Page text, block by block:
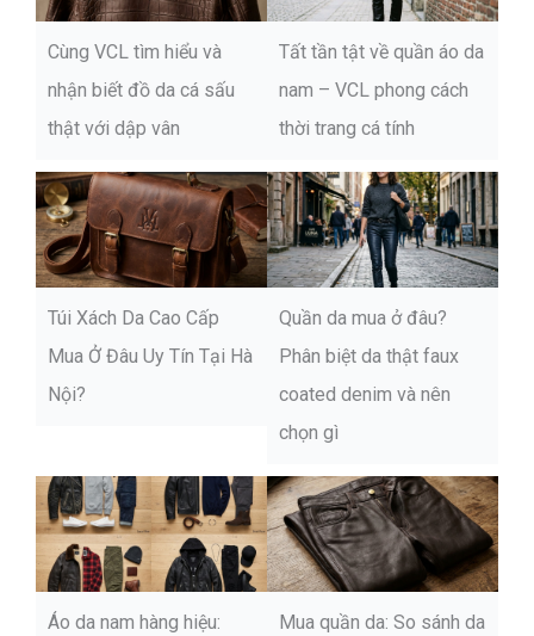
Cùng VCL tìm hiểu và
nhận biết đồ da cá sấu
thật với dập vân
Tất tần tật về quần áo da
nam – VCL phong cách
thời trang cá tính
Túi Xách Da Cao Cấp
Mua Ở Đâu Uy Tín Tại Hà
Nội?
Quần da mua ở đâu?
Phân biệt da thật faux
coated denim và nên
chọn gì
Áo da nam hàng hiệu:
Mua quần da: So sánh da